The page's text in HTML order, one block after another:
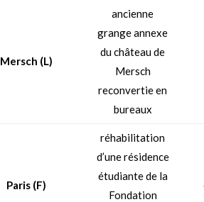
Mersch (L)
ancienne
grange annexe
du château de
Mersch
reconvertie en
bureaux
Paris (F)
réhabilitation
d’une résidence
étudiante de la
Fondation